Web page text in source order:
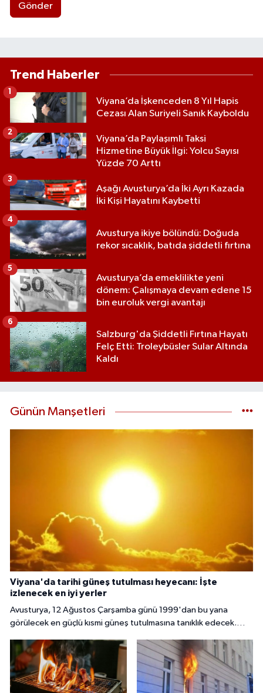
Gönder
Trend Haberler
Viyana’da İşkenceden 8 Yıl Hapis
Cezası Alan Suriyeli Sanık Kayboldu
1
Viyana’da Paylaşımlı Taksi
Hizmetine Büyük İlgi: Yolcu Sayısı
Yüzde 70 Arttı
2
Aşağı Avusturya’da İki Ayrı Kazada
İki Kişi Hayatını Kaybetti
3
Avusturya ikiye bölündü: Doğuda
rekor sıcaklık, batıda şiddetli fırtına
4
Avusturya’da emeklilikte yeni
dönem: Çalışmaya devam edene 15
bin euroluk vergi avantajı
5
Salzburg'da Şiddetli Fırtına Hayatı
Felç Etti: Troleybüsler Sular Altında
Kaldı
6
Günün Manşetleri
Viyana'da tarihi güneş tutulması heyecanı: İşte
izlenecek en iyi yerler
Avusturya, 12 Ağustos Çarşamba günü 1999'dan bu yana
görülecek en güçlü kısmi güneş tutulmasına tanıklık edecek.
85 ila 89'unun Ay tarafından örtüleceği bu nadir doğa olayını
izlemek için çeşitli noktalarda bir araya gelecek.